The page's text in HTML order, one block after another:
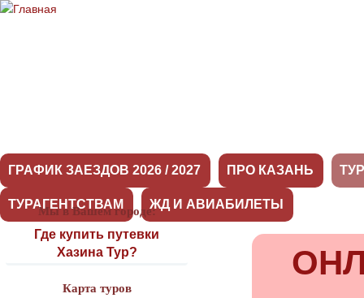
ГРАФИК ЗАЕЗДОВ 2026 / 2027 ПРО КАЗАНЬ
ТУРАГЕНТСТВАМ ЖД И АВИАБИЛЕТЫ
Мы в Вашем городе:
Где купить путевки
Хазина Тур?
Карта туров
Туры